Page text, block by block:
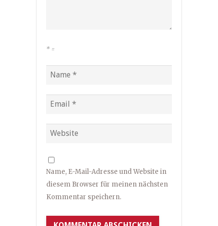
* =
Name, E-Mail-Adresse und Website in
diesem Browser für meinen nächsten
Kommentar speichern.